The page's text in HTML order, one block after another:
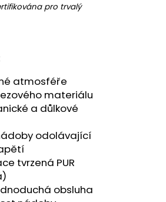
pro trvalý
atmosféře
materiálu
a důlkové
odolávající
tvrzená PUR
obsluha